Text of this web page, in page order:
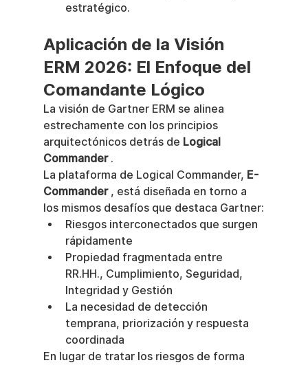
estratégico.
Aplicación de la Visión
ERM 2026: El Enfoque del
Comandante Lógico
La visión de Gartner ERM se alinea
estrechamente con los principios
arquitectónicos detrás de Logical
Commander .
La plataforma de Logical Commander, E-
Commander , está diseñada en torno a
los mismos desafíos que destaca Gartner:
Riesgos interconectados que surgen
rápidamente
Propiedad fragmentada entre
RR.HH., Cumplimiento, Seguridad,
Integridad y Gestión
La necesidad de detección
temprana, priorización y respuesta
coordinada
En lugar de tratar los riesgos de forma